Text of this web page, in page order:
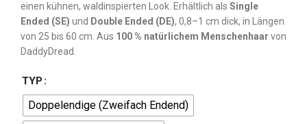
einen kühnen, waldinspierten Look. Erhältlich als Single
Ended (SE) und Double Ended (DE), 0,8–1 cm dick, in Längen
von 25 bis 60 cm. Aus 100 % natürlichem Menschenhaar von
DaddyDread.
TYP
Doppelendige (Zweifach Endend)